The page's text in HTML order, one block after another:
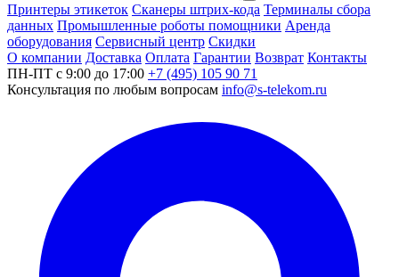
Принтеры этикеток Сканеры штрих-кода Терминалы сбора
данных Промышленные роботы помощники Аренда
оборудования Сервисный центр Скидки
О компании Доставка Оплата Гарантии Возврат Контакты
ПН-ПТ с 9:00 до 17:00 +7 (495) 105 90 71
Консультация по любым вопросам info@s-telekom.ru